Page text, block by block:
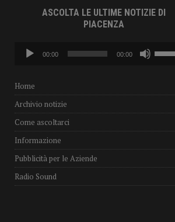
ASCOLTA LE ULTIME NOTIZIE DI
PIACENZA
Audio
Player
00:00 00:00
i
su/giù
il
Home
Archivio notizie
Come ascoltarci
Informazione
Pubblicità per le Aziende
Radio Sound